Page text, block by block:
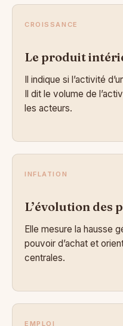
CROISSANCE
Le produit
Il indique si l’activité
Il dit le volume de
les acteurs.
INFLATION
L’évolution des
Elle mesure la hausse
pouvoir d’achat et
centrales.
EMPLOI